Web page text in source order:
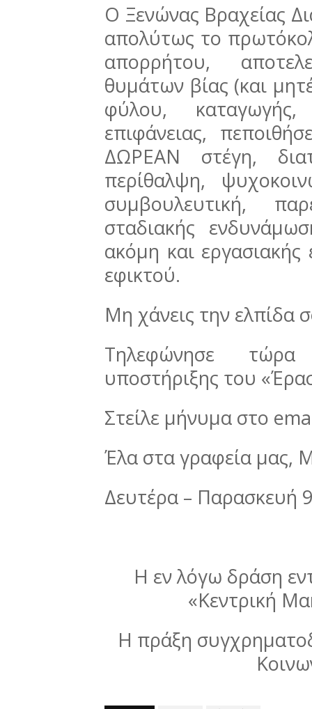
Ο Ξενώνας Βραχείας
απολύτως το
απορρήτου,
θυμάτων βίας (και
φύλου, καταγωγής,
επιφάνειας,
ΔΩΡΕΑΝ στέγη,
περίθαλψη,
συμβουλευτική,
σταδιακής
ακόμη και
εφικτού.
Μη χάνεις την ελπίδα
Τηλεφώνησε
υποστήριξης του
Στείλε μήνυμα στο
Έλα στα γραφεία μας,
Δευτέρα – Παρασκευή
Η εν λόγω δράση
«Κεντρική
Η πράξη